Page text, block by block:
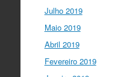
Julho 2019
Maio 2019
Abril 2019
Fevereiro 2019